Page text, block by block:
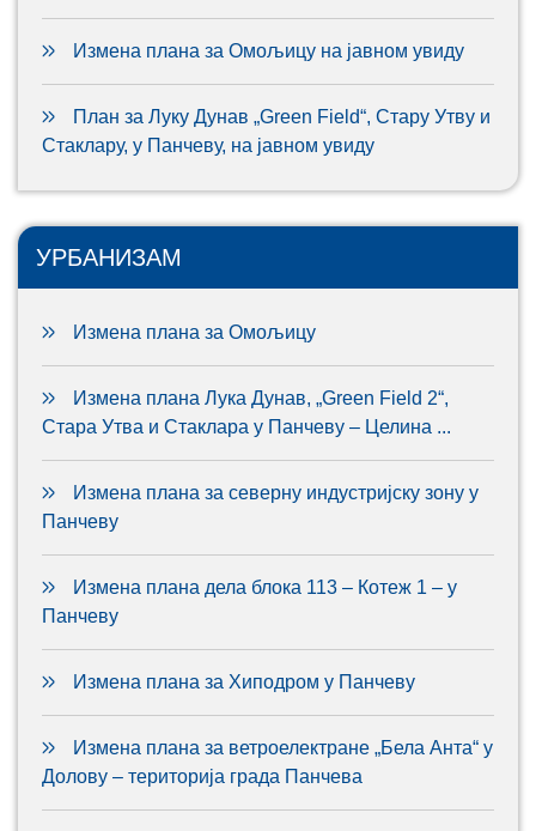
Измена плана за Омољицу на јавном увиду
План за Луку Дунав „Green Field“, Стару Утву и
Стаклару, у Панчеву, на јавном увиду
УРБАНИЗАМ
Измена плана за Омољицу
Измена плана Лука Дунав, „Green Field 2“,
Стара Утва и Стаклара у Панчеву – Целина ...
Измена плана за северну индустријску зону у
Панчеву
Измена плана дела блока 113 – Котеж 1 – у
Панчеву
Измена плана за Хиподром у Панчеву
Измена плана за ветроелектране „Бела Анта“ у
Долову – територија града Панчева